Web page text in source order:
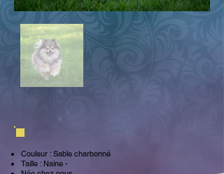
Couleur : Sable charbonné
Taille : Naine -